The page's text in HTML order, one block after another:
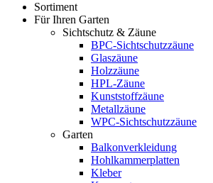
Sortiment
Für Ihren Garten
Sichtschutz & Zäune
BPC-Sichtschutzzäune
Glaszäune
Holzzäune
HPL-Zäune
Kunststoffzäune
Metallzäune
WPC-Sichtschutzzäune
Garten
Balkonverkleidung
Hohlkammerplatten
Kleber